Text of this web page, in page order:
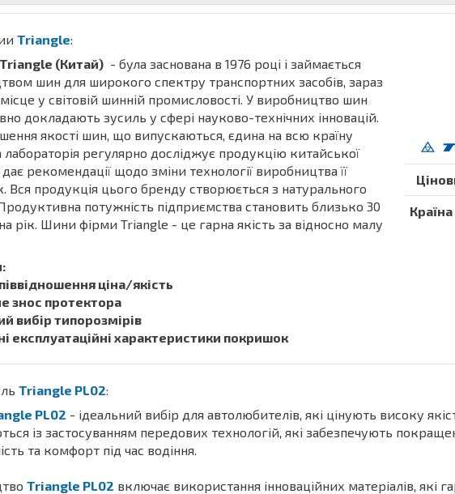
Triangle:
Triangle (Китай) - була заснована в 1976 році і займається
шин для широкого спектру транспортних засобів, зараз
у світовій шинній промисловості. У виробництво шин
докладають зусиль у сфері науково-технічних інновацій.
якості шин, що випускаються, єдина на всю країну
регулярно досліджує продукцію китайської
дає рекомендації щодо зміни технології виробництва її
Вся продукція цього бренду створюється з натурального
потужність підприємства становить близько 30
рік. Шини фірми Triangle - це гарна якість за відносно малу
ціна/якість
знос протектора
вибір типорозмірів
експлуатаційні характеристики покришок
Triangle PL02:
PL02 - ідеальний вибір для автолюбителів, які цінують високу
із застосуванням передових технологій, які забезпечують
та комфорт під час водіння.
Triangle PL02 включає використання інноваційних матеріалів, які